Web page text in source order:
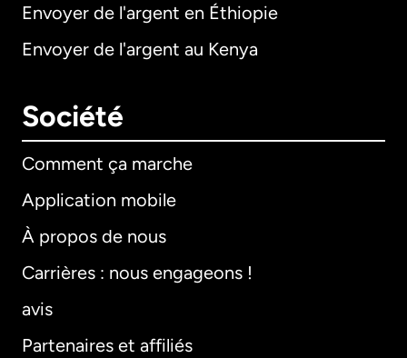
Envoyer de l'argent en Éthiopie
Envoyer de l'argent au Kenya
Société
Comment ça marche
Application mobile
À propos de nous
Carrières : nous engageons !
avis
Partenaires et affiliés